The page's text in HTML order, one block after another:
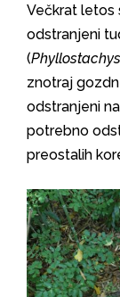
Večkrat letos
odstranjeni
(
znotraj
odstranjeni
potrebno
preostalih